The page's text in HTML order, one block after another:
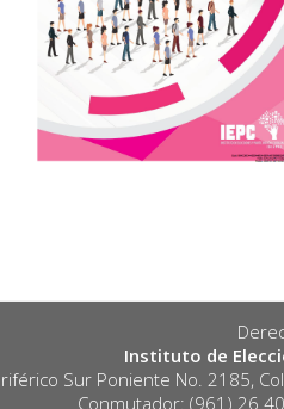
Instituto de
Sur Poniente No. 2185,
Conmutador: (961) 26